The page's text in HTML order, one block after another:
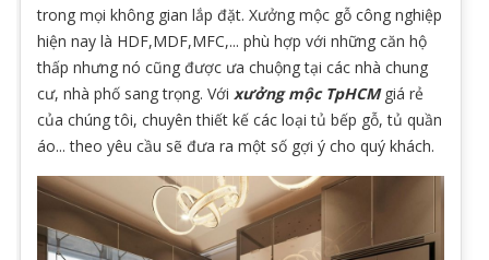
trong mọi không gian lắp đặt. Xưởng mộc gỗ công nghiệp
hiện nay là HDF,MDF,MFC,... phù hợp với những căn hộ
thấp nhưng nó cũng được ưa chuộng tại các nhà chung
cư, nhà phố sang trọng. Với xưởng mộc TpHCMgiá rẻ
của chúng tôi, chuyên thiết kế các loại tủ bếp gỗ, tủ quần
áo... theo yêu cầu sẽ đưa ra một số gợi ý cho quý khách.